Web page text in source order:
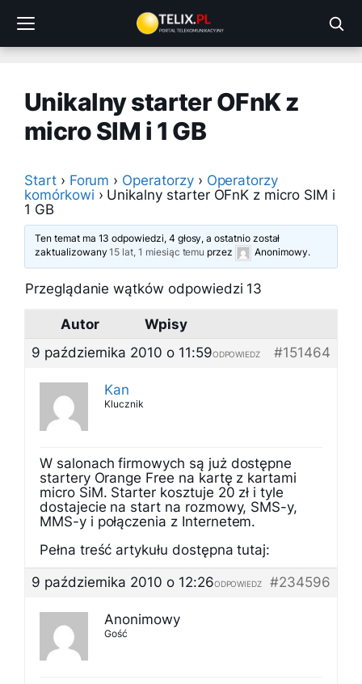
treści
Unikalny starter OFnK z
micro SIM i 1 GB
Start › Forum › Operatorzy › Operatorzy
komórkowi › Unikalny starter OFnK z micro SIM i
1 GB
Ten temat ma 13 odpowiedzi, 4 głosy, a ostatnio został
zaktualizowany15 lat, 1 miesiąc temu przez Anonimowy.
Przeglądanie wątków odpowiedzi 13
Autor
Wpisy
9 października 2010 o 11:59
#151464
ODPOWIEDZ
Kan
Klucznik
W salonach firmowych są już dostępne
startery Orange Free na kartę z kartami
micro SiM. Starter kosztuje 20 zł i tyle
dostajecie na start na rozmowy, SMS-y,
MMS-y i połączenia z Internetem.
Pełna treść artykułu dostępna tutaj:
9 października 2010 o 12:26
#234596
ODPOWIEDZ
Anonimowy
Gość